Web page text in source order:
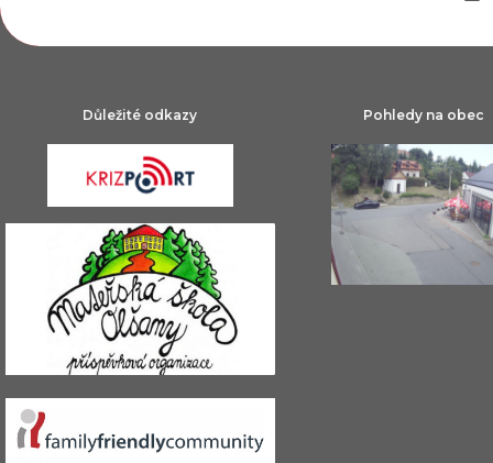
Důležité odkazy Pohledy na obec